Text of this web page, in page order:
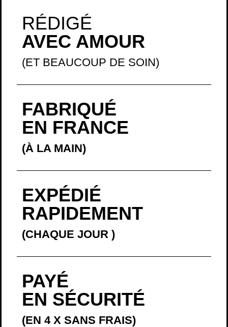
RÉDIGÉ
AVEC AMOUR
(ET BEAUCOUP DE SOIN)
FABRIQUÉ
EN FRANCE
(À LA MAIN)
EXPÉDIÉ
RAPIDEMENT
(CHAQUE JOUR )
PAYÉ
EN SÉCURITÉ
(EN 4 X SANS FRAIS)